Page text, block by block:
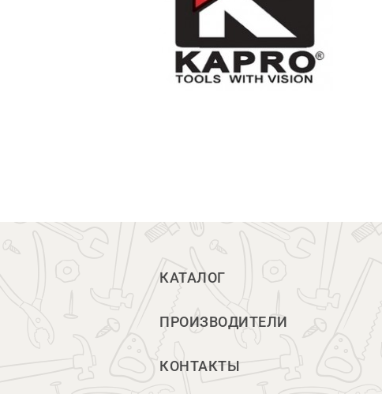
КАТАЛОГ
ПРОИЗВОДИТЕЛИ
КОНТАКТЫ